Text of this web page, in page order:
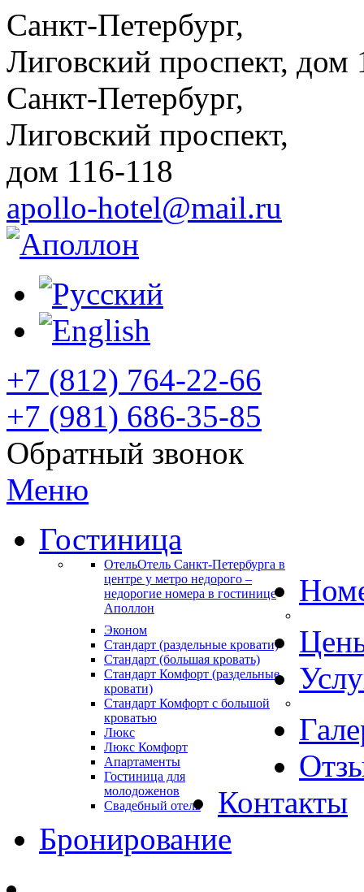
Санкт-Петербург,
Лиговский проспект, дом
Санкт-Петербург,
Лиговский проспект,
дом 116-118
apollo-hotel@mail.ru
+7 (812) 764-22-66
+7 (981) 686-35-85
Обратный звонок
Меню
Гостиница
ОтельОтель Санкт-Петербурга в
центре у метро недорого –
недорогие номера в гостинице
Аполлон
Эконом
Стандарт (раздельные кровати)
Стандарт (большая кровать)
Стандарт Комфорт (раздельные
кровати)
Стандарт Комфорт с большой
кроватью
Люкс
Люкс Комфорт
Апартаменты
Гостиница для
молодоженов
Свадебный отель
Контакты
Бронирование